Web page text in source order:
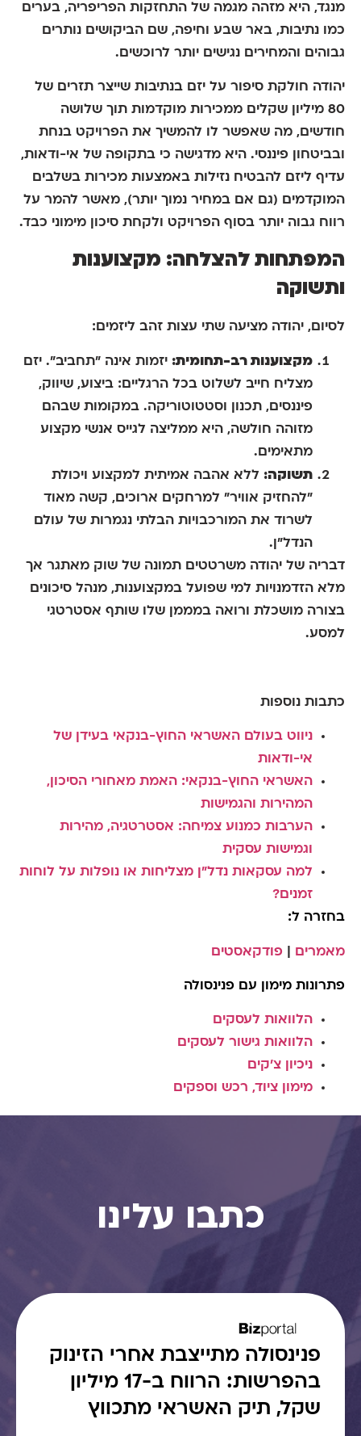
מנגד, היא מזהה מגמה של התחזקות הפריפריה, בערים
כמו נתיבות, באר שבע וחיפה, שם הביקושים נותרים
גבוהים והמחירים נגישים יותר לרוכשים.
יהודה חולקת סיפור על יזם בנתיבות שייצר תזרים של
80 מיליון שקלים ממכירות מוקדמות תוך שלושה
חודשים, מה שאפשר לו להמשיך את הפרויקט בנחת
ובביטחון פיננסי. היא מדגישה כי בתקופה של אי-ודאות,
עדיף ליזם להבטיח נזילות באמצעות מכירות בשלבים
המוקדמים (גם אם במחיר נמוך יותר), מאשר להמר על
רווח גבוה יותר בסוף הפרויקט ולקחת סיכון מימוני כבד.
המפתחות להצלחה: מקצוענות
ותשוקה
לסיום, יהודה מציעה שתי עצות זהב ליזמים:
מקצוענות רב-תחומית: יזמות אינה "תחביב". יזם
מצליח חייב לשלוט בכל הרגליים: ביצוע, שיווק,
פיננסים, תכנון וסטטוטוריקה. במקומות שבהם
מזוהה חולשה, היא ממליצה לגייס אנשי מקצוע
מתאימים.
תשוקה: ללא אהבה אמיתית למקצוע ויכולת
"להחזיק אוויר" למרחקים ארוכים, קשה מאוד
לשרוד את המורכבויות הבלתי נגמרות של עולם
הנדל"ן.
דבריה של יהודה משרטטים תמונה של שוק מאתגר אך
מלא הזדמנויות למי שפועל במקצוענות, מנהל סיכונים
בצורה מושכלת ורואה במממן שלו שותף אסטרטגי
למסע.
כתבות נוספות
ניווט בעולם האשראי החוץ-בנקאי בעידן של
אי-ודאות
האשראי החוץ-בנקאי: האמת מאחורי הסיכון,
המהירות והגמישות
הערבות כמנוע צמיחה: אסטרטגיה, מהירות
וגמישות עסקית
למה עסקאות נדל"ן מצליחות או נופלות על לוחות
זמנים?
בחזרה ל:
מאמרים פודקאסטים
פתרונות מימון עם פנינסולה
הלוואות לעסקים
הלוואות גישור לעסקים
ניכיון צ'קים
מימון ציוד, רכש וספקים
כתבו עלינו
פנינסולה מתייצבת אחרי הזינוק
בהפרשות: הרווח ב-17 מיליון
שקל, תיק האשראי מתכווץ